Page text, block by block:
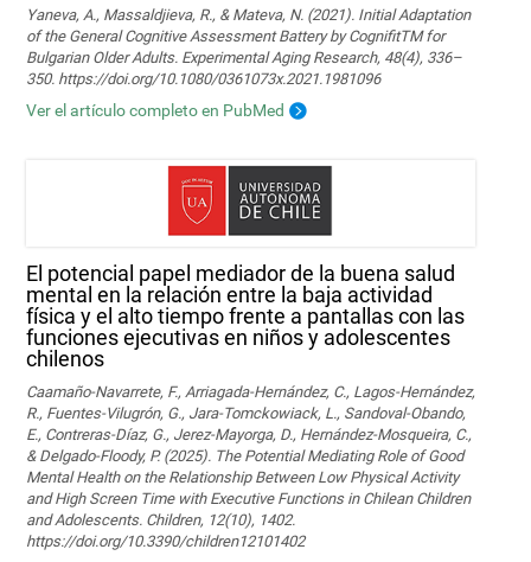
Yaneva, A., Massaldjieva, R., & Mateva, N. (2021). Initial Adaptation
of the General Cognitive Assessment Battery by CognifitTM for
Bulgarian Older Adults. Experimental Aging Research, 48(4), 336–
350. https://doi.org/10.1080/0361073x.2021.1981096
Ver el artículo completo en PubMed
El potencial papel mediador de la buena salud
mental en la relación entre la baja actividad
física y el alto tiempo frente a pantallas con las
funciones ejecutivas en niños y adolescentes
chilenos
Caamaño-Navarrete, F., Arriagada-Hernández, C., Lagos-Hernández,
R., Fuentes-Vilugrón, G., Jara-Tomckowiack, L., Sandoval-Obando,
E., Contreras-Díaz, G., Jerez-Mayorga, D., Hernández-Mosqueira, C.,
& Delgado-Floody, P. (2025). The Potential Mediating Role of Good
Mental Health on the Relationship Between Low Physical Activity
and High Screen Time with Executive Functions in Chilean Children
and Adolescents. Children, 12(10), 1402.
https://doi.org/10.3390/children12101402